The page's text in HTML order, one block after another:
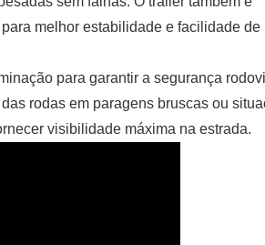
melhor estabilidade e facilidade de
para garantir a segurança
rodas em paragens bruscas ou
visibilidade máxima na estrada.